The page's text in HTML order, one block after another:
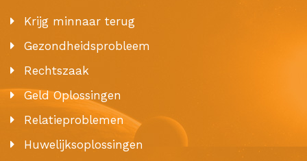
Krijg minnaar terug
Gezondheidsprobleem
Rechtszaak
Geld Oplossingen
Relatieproblemen
Huwelijksoplossingen